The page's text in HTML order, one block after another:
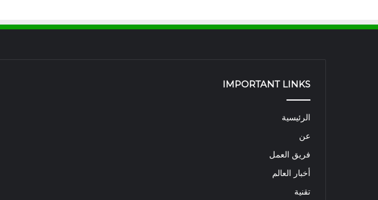
IMPORTANT LINKS
الرئيسية
عن
فريق العمل
أخبار العالم
تقنية